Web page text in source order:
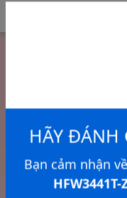
HÃY ĐÁNH
Bạn cảm nhận về